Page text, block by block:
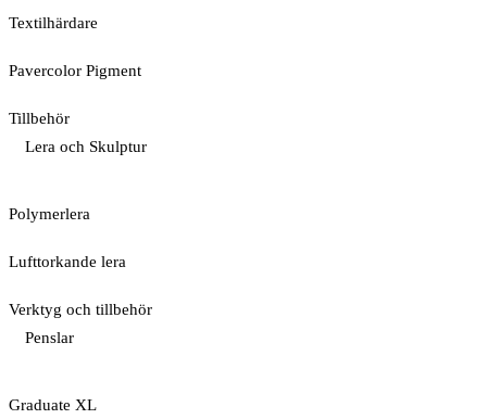
Textilhärdare
Pavercolor Pigment
Tillbehör
Lera och Skulptur
Polymerlera
Lufttorkande lera
Verktyg och tillbehör
Penslar
Graduate XL